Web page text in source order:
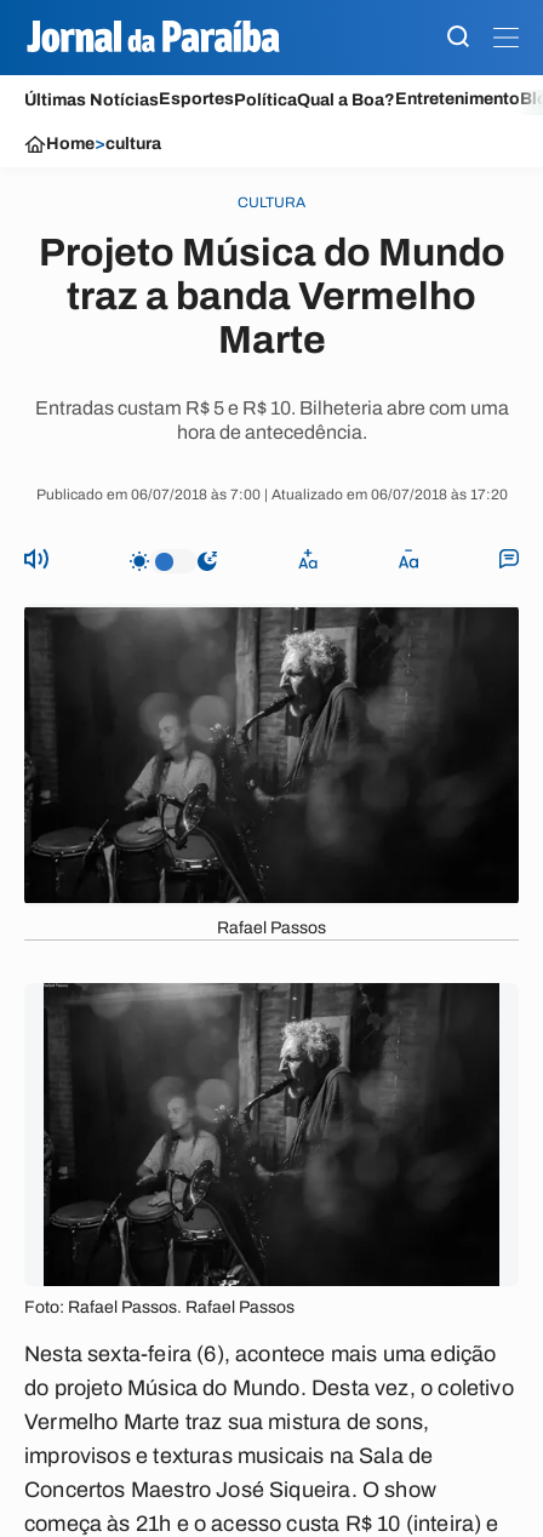
Últimas NotíciasEsportesPolíticaQual a Boa?Entretenimento
Home>cultura
CULTURA
Projeto Música do Mundo
traz a banda Vermelho
Marte
Entradas custam R$ 5 e R$ 10. Bilheteria abre com uma
hora de antecedência.
Publicado em 06/07/2018 às 7:00 | Atualizado em 06/07/2018 às 17:20
Rafael Passos
Foto: Rafael Passos. Rafael Passos
Nesta sexta-feira (6), acontece mais uma edição
do projeto Música do Mundo. Desta vez, o coletivo
Vermelho Marte traz sua mistura de sons,
improvisos e texturas musicais na Sala de
Concertos Maestro José Siqueira. O show
começa às 21h e o acesso custa R$ 10 (inteira) e